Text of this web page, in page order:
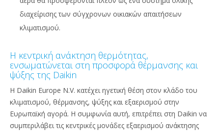
διαχείρισης των σύγχρονων οικιακών απαιτήσεων
κλιματισμού.
Η κεντρική ανάκτηση θερμότητας,
ενσωματώνεται στη προσφορά θέρμανσης και
ψύξης της Daikin
Η Daikin Europe N.V. κατέχει ηγετική θέση στον κλάδο του
κλιματισμού, θέρμανσης, ψύξης και εξαερισμού στην
Ευρωπαϊκή αγορά. Η συμφωνία αυτή, επιτρέπει στη Daikin να
συμπεριλάβει τις κεντρικές μονάδες εξαερισμού ανάκτησης